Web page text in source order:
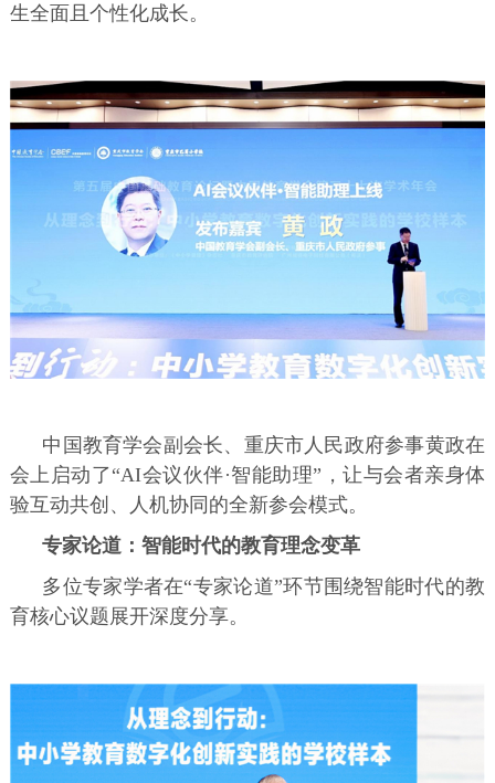
生全面且个性化成长。
中国教育学会副会长、重庆市人民政府参事黄政在
会上启动了“AI会议伙伴·智能助理”，让与会者亲身体
验互动共创、人机协同的全新参会模式。
专家论道：智能时代的教育理念变革
多位专家学者在“专家论道”环节围绕智能时代的教
育核心议题展开深度分享。